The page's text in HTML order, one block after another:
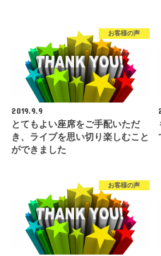
お客様の声
2019.9.9
とてもよい座席をご手配いただ
き、ライブを思い切り楽しむこと
ができました
お客様の声